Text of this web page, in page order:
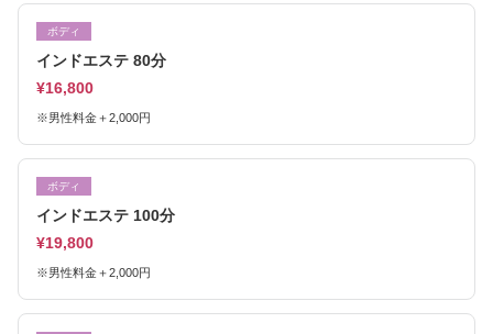
ボディ
インドエステ 80分
¥16,800
※男性料金＋2,000円
ボディ
インドエステ 100分
¥19,800
※男性料金＋2,000円